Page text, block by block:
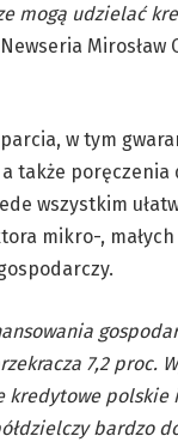
mogą udzielać
Mirosław
w tym
a także
wszystkim
mikro-,
7,2 proc.
polskie
bardzo